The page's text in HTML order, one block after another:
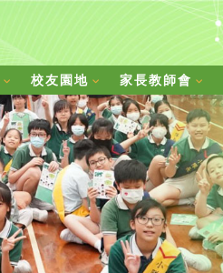
校友園地 家長教師會